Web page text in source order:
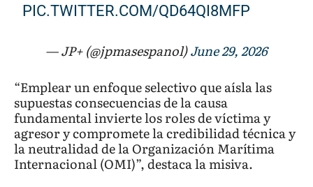
PIC.TWITTER.COM/QD64QI8MFP
— JP+ (@jpmasespanol)June 29, 2026
“Emplear un enfoque selectivo que aísla las
supuestas consecuencias de la causa
fundamental invierte los roles de víctima y
agresor y compromete la credibilidad técnica y
la neutralidad de la Organización Marítima
Internacional (OMI)”, destaca la misiva.